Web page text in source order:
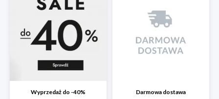
Wyprzedaż do -40% Darmowa dostawa